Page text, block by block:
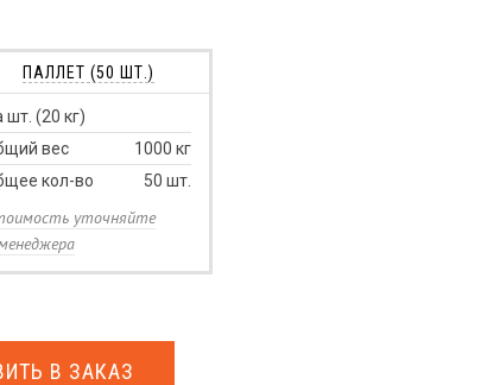
ПАЛЛЕТ (50 ШТ.)
шт. (20 кг)
вес
1000 кг
кол-во
50 шт.
уточняйте
В ЗАКАЗ